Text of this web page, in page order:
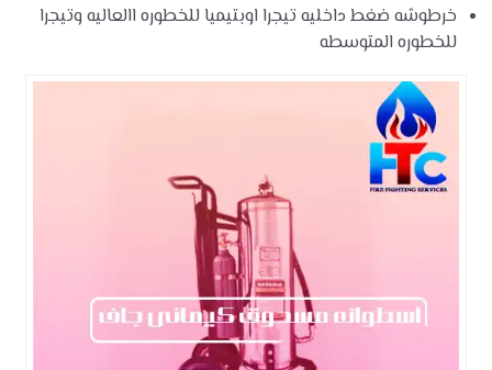
خرطوشه ضغط داخليه تيجرا اوبتيميا للخطوره االعاليه وتيجرا
للخطوره المتوسطه